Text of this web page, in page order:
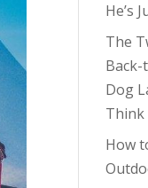
He’s
The
Dog
Think
How